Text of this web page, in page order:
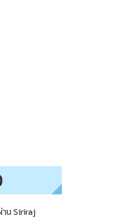
น Siriraj